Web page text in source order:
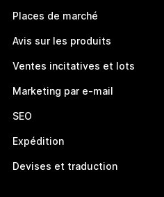
Places de marché
Avis sur les produits
Ventes incitatives et lots
Marketing par e-mail
SEO
Expédition
Devises et traduction